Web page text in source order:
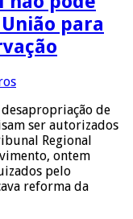
para
de
ser autorizados
Regional
ontem
pelo
reforma da